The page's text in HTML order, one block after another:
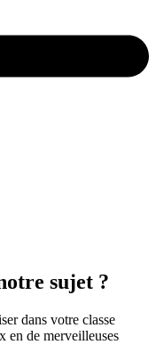
sujet ?
dans votre classe
en de merveilleuses